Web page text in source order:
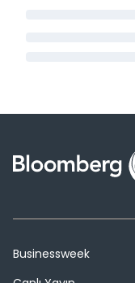
Businessweek